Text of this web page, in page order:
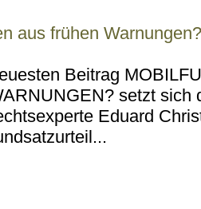
aus frühen Warnungen?
Beitrag
setzt sich
Eduard